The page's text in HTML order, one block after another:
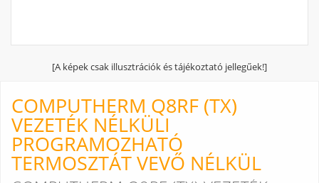
[A képek csak illusztrációk és tájékoztató jellegűek!]
COMPUTHERM Q8RF (TX)
VEZETÉK NÉLKÜLI
PROGRAMOZHATÓ
TERMOSZTÁT VEVŐ NÉLKÜL